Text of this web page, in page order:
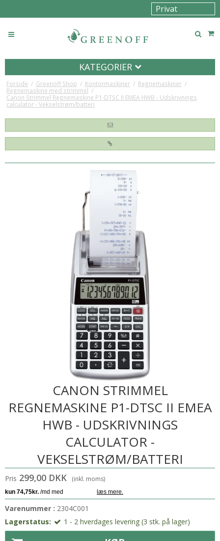
KATEGORIER
Forside / Greenoff Shop / Kontormaskiner / Regnemaskiner /
Regnemaskine med strimmel /
Canon Strimmel Regnemaskine P1-DTSC II EMEA HWB - Udskrivnings
calculator - Vekselstrøm/batteri
CANON STRIMMEL
REGNEMASKINE P1-DTSC II EMEA
HWB - UDSKRIVNINGS
CALCULATOR -
VEKSELSTRØM/BATTERI
Pris 299,00 DKK (inkl. moms)
Varenummer : 2304C001
Lagerstatus:
1 - 2 hverdages levering (3 stk. på lager)